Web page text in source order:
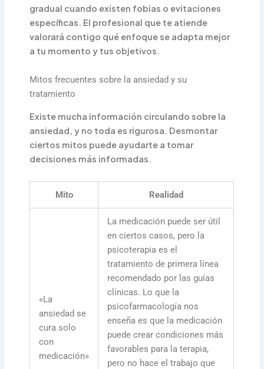
gradual cuando existen fobias o evitaciones
específicas. El profesional que te atiende
valorará contigo qué enfoque se adapta mejor
a tu momento y tus objetivos.
Mitos frecuentes sobre la ansiedad y su
tratamiento
Existe mucha información circulando sobre la
ansiedad, y no toda es rigurosa. Desmontar
ciertos mitos puede ayudarte a tomar
decisiones más informadas.
Mito Realidad
«La
ansiedad se
cura solo
con
medicación»
La medicación puede ser útil
en ciertos casos, pero la
psicoterapia es el
tratamiento de primera línea
recomendado por las guías
clínicas. Lo que la
psicofarmacología nos
enseña es que la medicación
puede crear condiciones más
favorables para la terapia,
pero no hace el trabajo que